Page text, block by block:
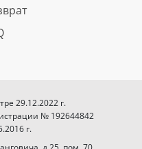
29.12.2022 г.
№ 192644842
г.